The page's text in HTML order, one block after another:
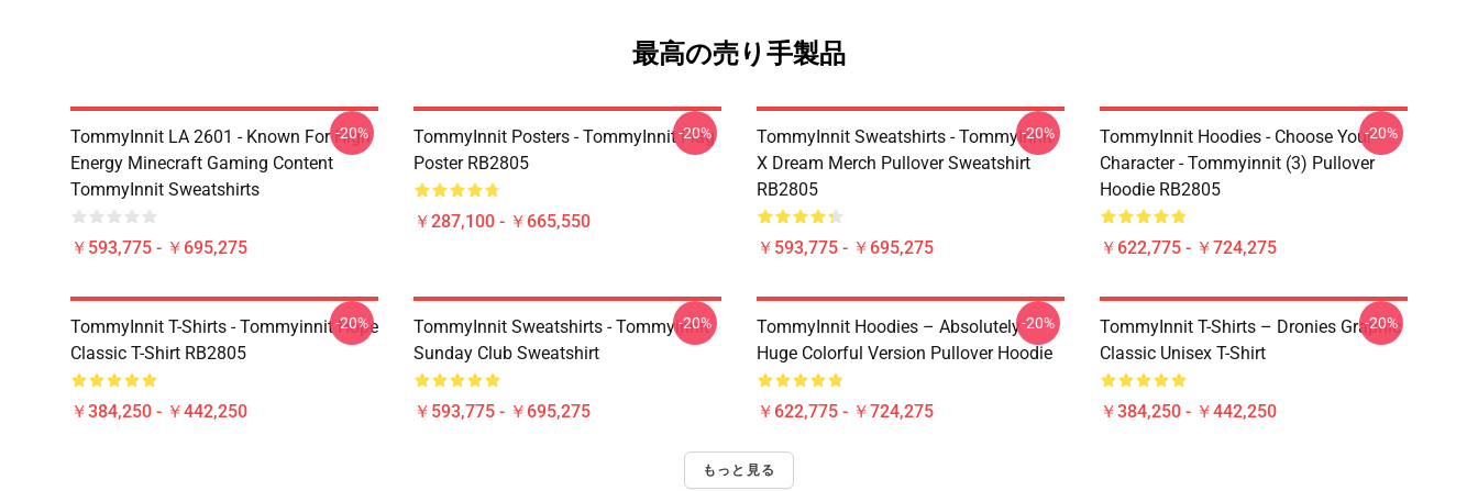
最高の売り手製品
TommyInnit LA 2601 - Known For High
Energy Minecraft Gaming Content
TommyInnit Sweatshirts
￥593,775 - ￥695,275
-20%
TommyInnit Posters - TommyInnit Flag
Poster RB2805
￥287,100 - ￥665,550
-20%
TommyInnit Sweatshirts - TommyInnit
X Dream Merch Pullover Sweatshirt
RB2805
￥593,775 - ￥695,275
-20%
TommyInnit Hoodies - Choose Your
Character - Tommyinnit (3) Pullover
Hoodie RB2805
￥622,775 - ￥724,275
-20%
TommyInnit T-Shirts - Tommyinnit Hope
Classic T-Shirt RB2805
￥384,250 - ￥442,250
-20%
TommyInnit Sweatshirts - Tommyinnit
Sunday Club Sweatshirt
￥593,775 - ￥695,275
-20%
TommyInnit Hoodies – Absolutely
Huge Colorful Version Pullover Hoodie
￥622,775 - ￥724,275
-20%
TommyInnit T-Shirts – Dronies Graphic
Classic Unisex T-Shirt
￥384,250 - ￥442,250
-20%
もっと見る